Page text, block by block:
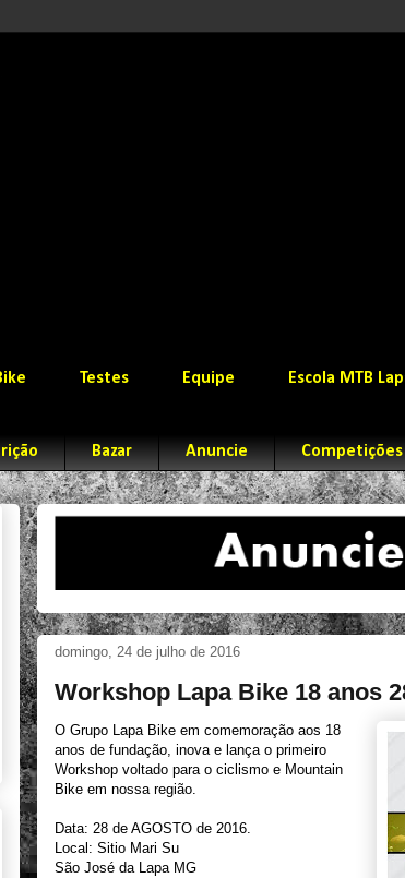
Testes Equipe Escola MTB
Bazar Anuncie Competições
domingo, 24 de julho de 2016
Workshop Lapa Bike 18 anos
O Grupo Lapa Bike em comemoração aos 18
anos de fundação, inova e lança o primeiro
Workshop voltado para o ciclismo e Mountain
Bike em nossa região.
Data: 28 de AGOSTO de 2016.
Local: Sitio Mari Su
São José da Lapa MG